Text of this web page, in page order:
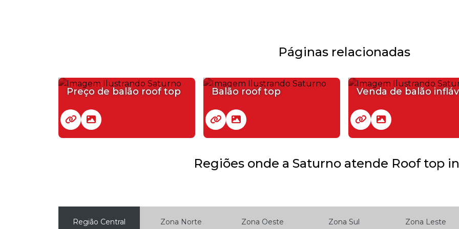
Páginas relacionadas
Preço de balão roof top Balão roof top Venda de balão
Regiões onde a Saturno atende Roof top
Região Central Zona Norte Zona Oeste Zona Sul Zona Leste